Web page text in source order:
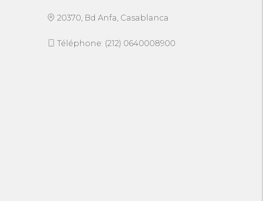
20370, Bd Anfa, Casablanca
Téléphone: (212) 0640008900